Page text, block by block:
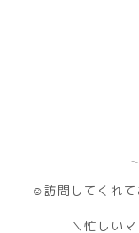
☺訪問してくれ
＼忙しいママ